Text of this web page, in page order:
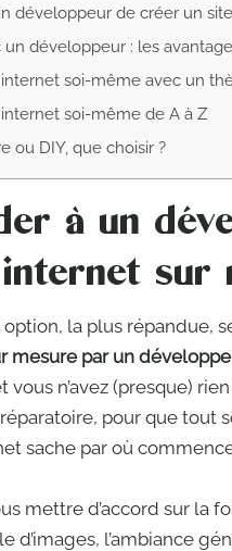
développeur de créer un
un développeur : les
soi-même avec un
soi-même de A à Z
ou DIY, que choisir ?
à un
sur
la plus répandue,
mesure par un
n’avez (presque)
pour que tout
sache par où
mettre d’accord sur la
d’images, l’ambiance